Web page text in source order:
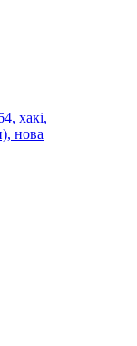
хакі,
нова